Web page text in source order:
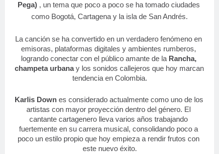
Pega) , un tema que poco a poco se ha tomado ciudades
como Bogotá, Cartagena y la isla de San Andrés.
La canción se ha convertido en un verdadero fenómeno en
emisoras, plataformas digitales y ambientes rumberos,
logrando conectar con el público amante de la Rancha,
champeta urbana y los sonidos callejeros que hoy marcan
tendencia en Colombia.
Karlis Down es considerado actualmente como uno de los
artistas con mayor proyección dentro del género. El
cantante cartagenero lleva varios años trabajando
fuertemente en su carrera musical, consolidando poco a
poco un estilo propio que hoy empieza a rendir frutos con
este nuevo éxito.